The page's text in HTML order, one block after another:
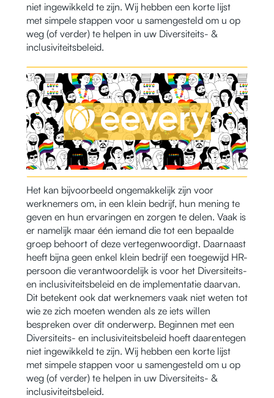
niet ingewikkeld te zijn. Wij hebben een korte lijst
met simpele stappen voor u samengesteld om u op
weg (of verder) te helpen in uw Diversiteits- &
inclusiviteitsbeleid.
Het kan bijvoorbeeld ongemakkelijk zijn voor
werknemers om, in een klein bedrijf, hun mening te
geven en hun ervaringen en zorgen te delen. Vaak is
er namelijk maar één iemand die tot een bepaalde
groep behoort of deze vertegenwoordigt. Daarnaast
heeft bijna geen enkel klein bedrijf een toegewijd HR-
persoon die verantwoordelijk is voor het Diversiteits-
en inclusiviteitsbeleid en de implementatie daarvan.
Dit betekent ook dat werknemers vaak niet weten tot
wie ze zich moeten wenden als ze iets willen
bespreken over dit onderwerp. Beginnen met een
Diversiteits- en inclusiviteitsbeleid hoeft daarentegen
niet ingewikkeld te zijn. Wij hebben een korte lijst
met simpele stappen voor u samengesteld om u op
weg (of verder) te helpen in uw Diversiteits- &
inclusiviteitsbeleid.